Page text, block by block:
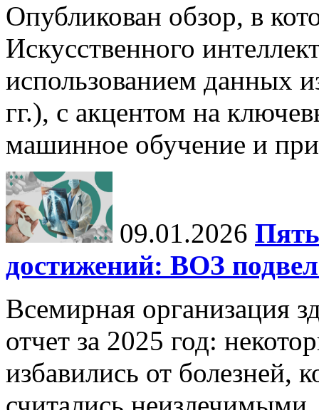
Опубликован обзор, в
Искусственного
использованием данных
гг.), с акцентом на
машинное обучение и
09.01.2026
достижений: ВОЗ
Всемирная организация
отчет за 2025 год:
избавились от болезней,